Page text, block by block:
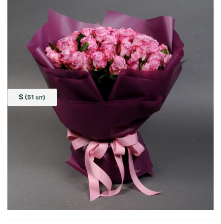
Очікується
40 см 40см
S (51 ШТ)
3 569 грн
Додати до кошика
Купити в один клік